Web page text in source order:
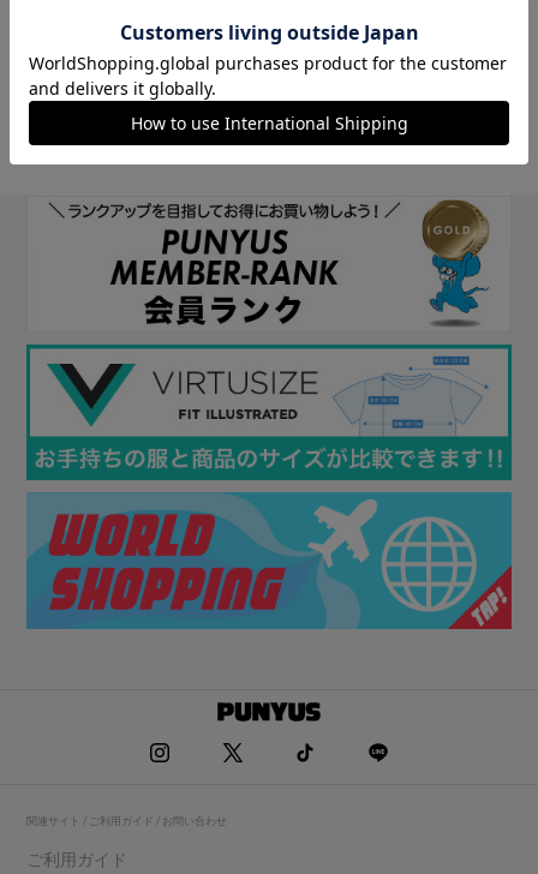
関連サイト / ご利用ガイド / お問い合わせ
ご利用ガイド